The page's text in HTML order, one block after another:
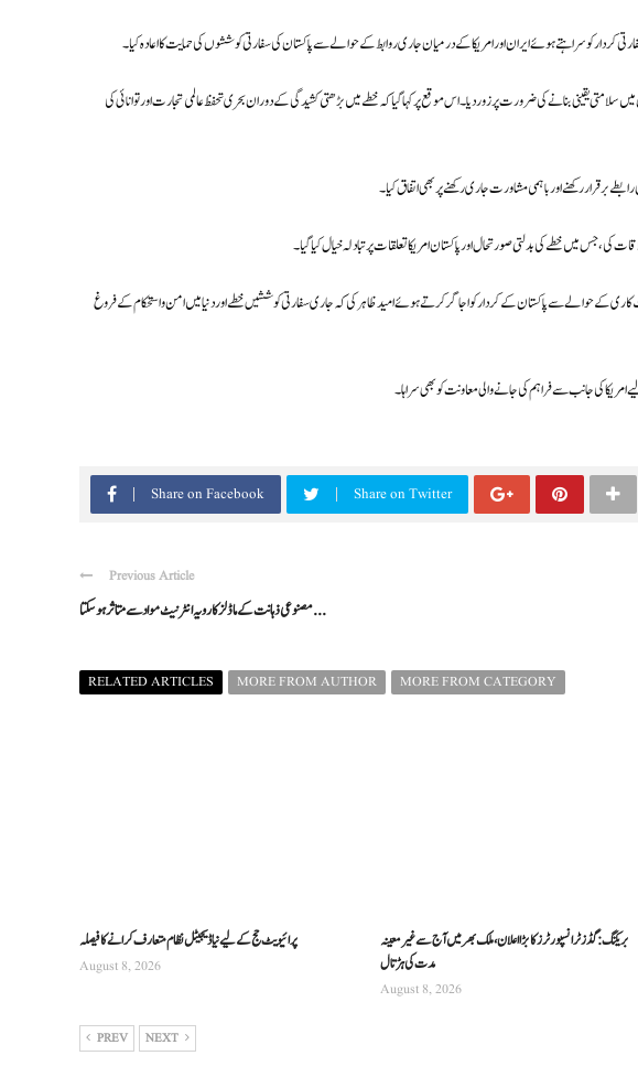
کردار کو سراہتے ہوئے ایران اور امریکا کے درمیان جاری روابط کے حوالے سے پاکستان کی سفارتی کوششوں کی حمایت کا اعادہ کیا۔
یقینی بنانے کی ضرورت پر زور دیا۔ اس موقع پر کہا گیا کہ خطے میں بڑھتی کشیدگی کے دوران بحری تحفظ عالمی تجارت اور توانائی کی
برقرار رکھنے اور باہمی مشاورت جاری رکھنے پر بھی اتفاق کیا۔
کی، جس میں خطے کی بدلتی صورتحال اور پاکستان امریکا تعلقات پر تبادلہ خیال کیا گیا۔
کے حوالے سے پاکستان کے کردار کو اجاگر کرتے ہوئے امید ظاہر کی کہ جاری سفارتی کوششیں خطے اور دنیا میں امن و استحکام کے فروغ
امریکا کی جانب سے فراہم کی جانے والی معاونت کو بھی سراہا۔
Share on Facebook Share on Twitter
Previous Article
مصنوعی ذہانت کے ماڈلز کا رویہ انٹرنیٹ مواد سے متاثر ہو سکتا ...
RELATED ARTICLES MORE FROM AUTHOR MORE FROM CATEGORY
پرائیویٹ حج کے لیے نیا ڈیجیٹل نظام متعارف کرانے کا فیصلہ
August 8, 2026
بریکنگ: گڈز ٹرانسپورٹرز کا بڑا اعلان، ملک بھر میں آج سے غیرمعینہ
مدت کی ہڑتال
August 8, 2026
PREV NEXT